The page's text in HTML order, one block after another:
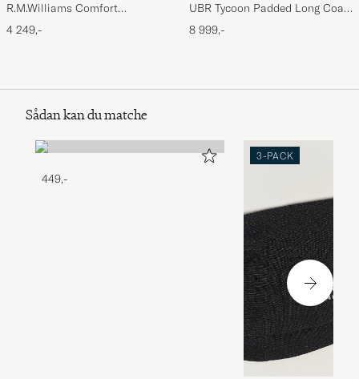
R.M.Williams Comfort
Craftsman G Boot Yearling
Black
4 249,-
UBR Tycoon Padded Long Coat
Black
8 999,-
Sådan kan du matche
449,-
3-PACK